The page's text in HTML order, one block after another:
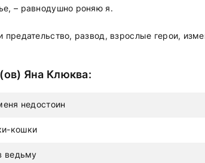
– равнодушно роняю я.
предательство, развод, взрослые герои,
Яна Клюква:
ведьму
кошки
недостоин